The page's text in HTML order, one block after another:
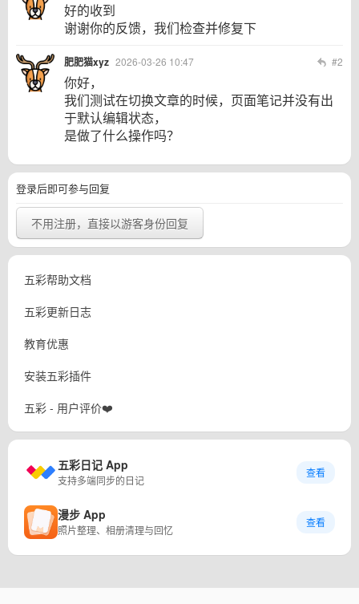
好的收到
谢谢你的反馈，我们检查并修复下
肥肥猫xyz 2026-03-26 10:47 #2
你好，
我们测试在切换文章的时候，页面笔记并没有出
于默认编辑状态，
是做了什么操作吗？
登录后即可参与回复
不用注册，直接以游客身份回复
五彩帮助文档
五彩更新日志
教育优惠
安装五彩插件
五彩 - 用户评价❤️
五彩日记 App
支持多端同步的日记
查看
漫步 App
照片整理、相册清理与回忆
查看